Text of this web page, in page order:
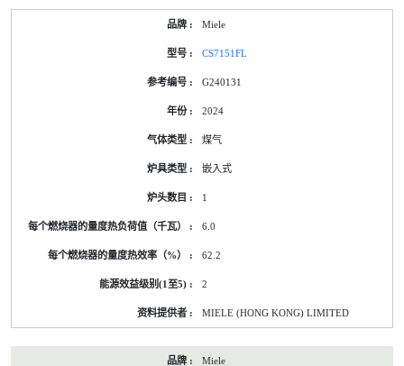
Miele
CS7151FL
G240131
2024
煤气
嵌入式
1
6.0
62.2
2
MIELE (HONG KONG) LIMITED
Miele